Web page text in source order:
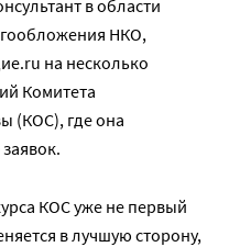
в области
НКО,
на несколько
Комитета
(КОС), где она
КОС уже не первый
в лучшую сторону,